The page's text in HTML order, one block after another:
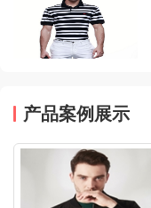
产品案例展示